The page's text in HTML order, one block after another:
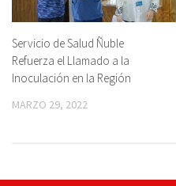
Servicio de Salud Ñuble
Refuerza el Llamado a la
Inoculación en la Región
MARZO 29, 2022